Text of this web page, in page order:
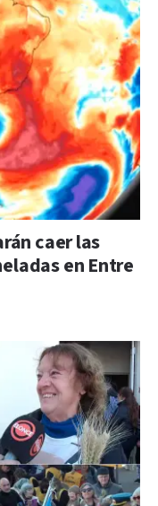
caer las
en Entre